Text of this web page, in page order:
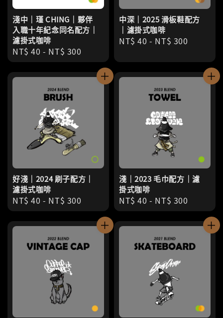
淺中｜瑾 CHING｜夥伴
入職十年紀念同名配方｜
濾掛式咖啡
Regular
price
NT$ 40 - NT$ 300
中深｜2025 滑板鞋配方
｜濾掛式咖啡
Regular
NT$ 40 - NT$ 300
好淺｜2024 刷子配方｜
濾掛式咖啡
Regular
price
NT$ 40 - NT$ 300
淺｜2023 毛巾配方｜濾
掛式咖啡
Regular
price
NT$ 40 - NT$ 300